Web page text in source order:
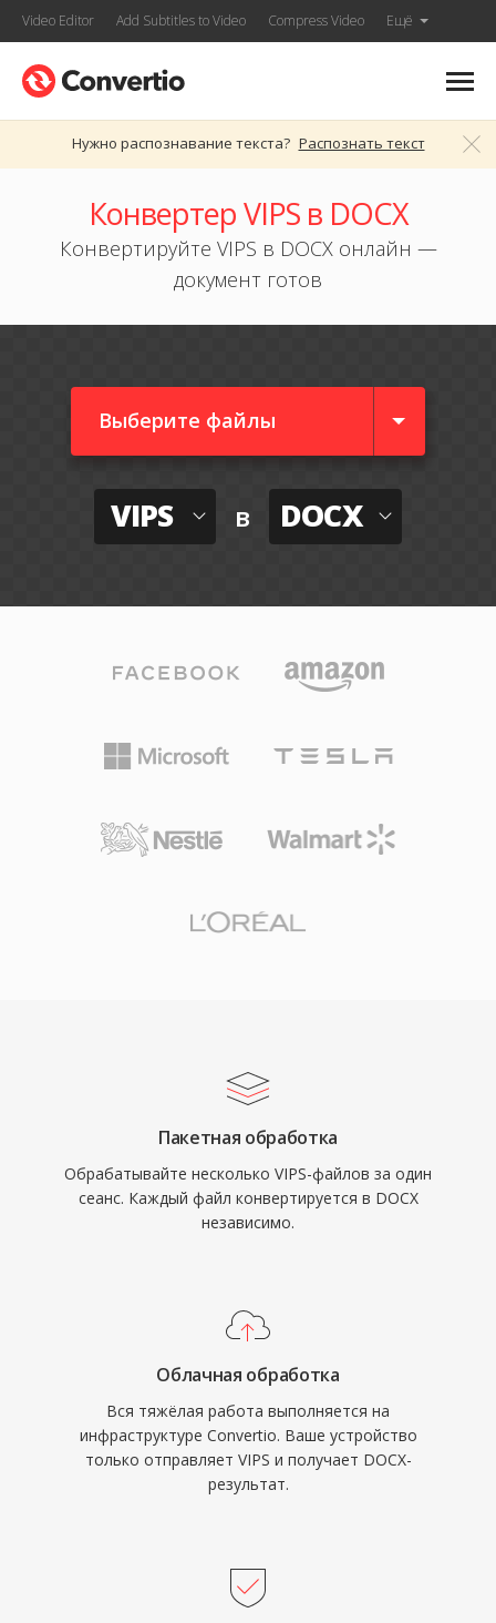
Video Editor Add Subtitles to Video Compress Video Ещё
Нужно распознавание текста? Распознать текст
Конвертер VIPS в DOCX
Конвертируйте VIPS в DOCX онлайн —
документ готов
Выберите файлы
VIPS в DOCX
Пакетная обработка
Обрабатывайте несколько VIPS-файлов за один
сеанс. Каждый файл конвертируется в DOCX
независимо.
Облачная обработка
Вся тяжёлая работа выполняется на
инфраструктуре Convertio. Ваше устройство
только отправляет VIPS и получает DOCX-
результат.